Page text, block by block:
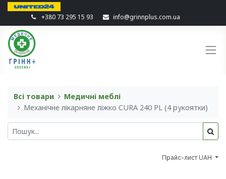
+380 73 295 15 93 info@grinnplus.com.ua
Всі товари
Медичні меблі
Механічне лікарняне ліжко CURA 240 PL (4 рукоятки)
Прайс-лист UAH